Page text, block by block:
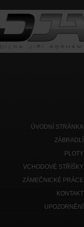
ÚVODNÍ STRÁNKA
ZÁBRADLÍ
PLOTY
VCHODOVÉ STŘÍŠKY
ZÁMEČNICKÉ PRÁCE
KONTAKT
UPOZORNĚNÍ